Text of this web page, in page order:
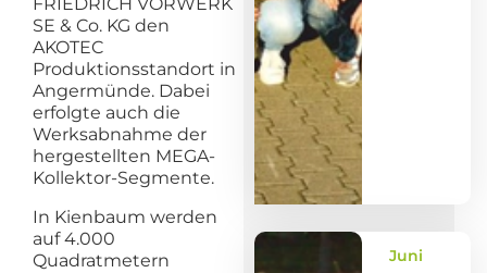
SE & Co. KG den
AKOTEC
Produktionsstandort in
Angermünde. Dabei
erfolgte auch die
Werksabnahme der
hergestellten MEGA-
Kollektor-Segmente.
In Kienbaum werden
auf 4.000
Quadratmetern
Juni